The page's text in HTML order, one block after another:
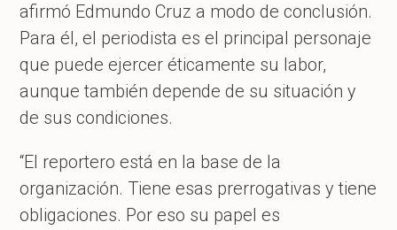
afirmó Edmundo Cruz a modo de conclusión.
Para él, el periodista es el principal personaje
que puede ejercer éticamente su labor,
aunque también depende de su situación y
de sus condiciones.
“El reportero está en la base de la
organización. Tiene esas prerrogativas y tiene
obligaciones. Por eso su papel es